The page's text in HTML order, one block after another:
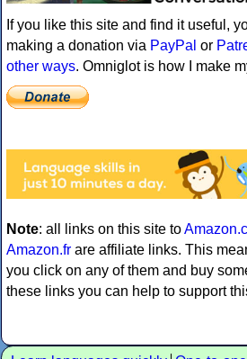
If you like this site and find it useful,
making a donation via PayPal or
other ways. Omniglot is how I make
Note: all links on this site to
Amazon.fr are affiliate links. This
you click on any of them and buy
these links you can help to support